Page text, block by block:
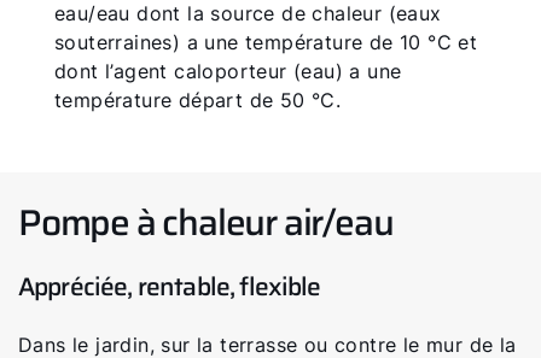
eau/eau dont la source de chaleur (eaux
souterraines) a une température de 10 °C et
dont l’agent caloporteur (eau) a une
température départ de 50 °C.
Pompe à chaleur air/eau
Appréciée, rentable, flexible
Dans le jardin, sur la terrasse ou contre le mur de la